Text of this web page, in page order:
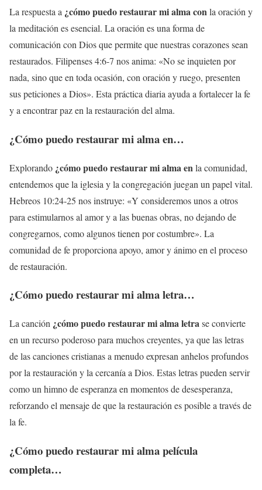
La respuesta a ¿cómo puedo restaurar mi alma conla oración y
la meditación es esencial. La oración es una forma de
comunicación con Dios que permite que nuestras corazones sean
restaurados. Filipenses 4:6-7 nos anima: «No se inquieten por
nada, sino que en toda ocasión, con oración y ruego, presenten
sus peticiones a Dios». Esta práctica diaria ayuda a fortalecer la fe
y a encontrar paz en la restauración del alma.
¿Cómo puedo restaurar mi alma en…
Explorando ¿cómo puedo restaurar mi alma enla comunidad,
entendemos que la iglesia y la congregación juegan un papel vital.
Hebreos 10:24-25 nos instruye: «Y consideremos unos a otros
para estimularnos al amor y a las buenas obras, no dejando de
congregarnos, como algunos tienen por costumbre». La
comunidad de fe proporciona apoyo, amor y ánimo en el proceso
de restauración.
¿Cómo puedo restaurar mi alma letra…
La canción ¿cómo puedo restaurar mi alma letrase convierte
en un recurso poderoso para muchos creyentes, ya que las letras
de las canciones cristianas a menudo expresan anhelos profundos
por la restauración y la cercanía a Dios. Estas letras pueden servir
como un himno de esperanza en momentos de desesperanza,
reforzando el mensaje de que la restauración es posible a través de
la fe.
¿Cómo puedo restaurar mi alma película
completa…